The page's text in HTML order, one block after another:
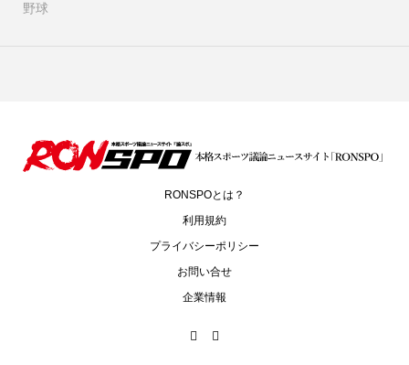
野球
RONSPOとは？
利用規約
プライバシーポリシー
お問い合せ
企業情報